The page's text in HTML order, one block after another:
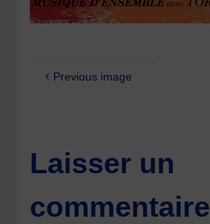
Previous image
Laisser un
commentaire